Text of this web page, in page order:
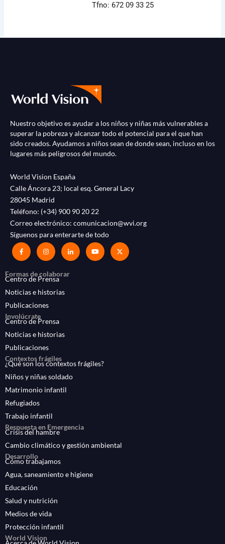
Tfno: 672 09 33 25
Nuestro objetivo es ayudar a los niños y niñas más vulnerables a
superar la pobreza y alcanzar todo el potencial para el que han
sido creados. Ayudamos a niños sean de donde sean, incluso en los
lugares más peligrosos del mundo.
World Vision España
Calle Áncora 23; local esq. General Lacy
28045 Madrid
Teléfono: (+34) 900 90 20 22
Correo electrónico: comunicacion@wvi.org
Síguenos para enterarte de todo
Formas de colaborar
Centro de Prensa
Noticias e historias
Publicaciones
Involúcrate
Centro de Prensa
Noticias e historias
Publicaciones
Contextos frágiles
¿Qué son los contextos frágiles?
Niños y niñas soldado
Matrimonio infantil
Refugiados
Trabajo infantil
Respuesta en Emergencia
Crisis del hambre
Cambio climático y gestión ambiental
Desarrollo
Cómo trabajamos
Agua, saneamiento e higiene
Educación
Salud y nutrición
Medios de vida
Protección infantil
World Vision